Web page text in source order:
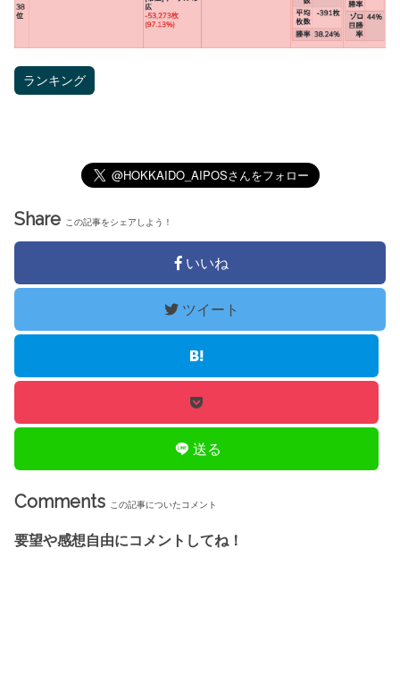
ランキング
Share この記事をシェアしよう！
いいね
ツイート
送る
Comments この記事についたコメント
要望や感想自由にコメントしてね！